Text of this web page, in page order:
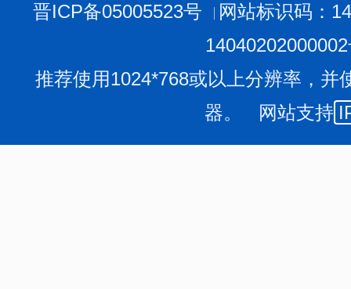
晋ICP备05005523号
网站标识码：
推荐使用1024*768或以上分辨率，并
器。 网站支持